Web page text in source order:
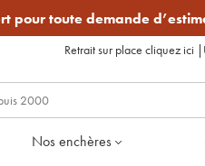
pour toute demande
Retrait sur place cliquez ici |
Nos enchères